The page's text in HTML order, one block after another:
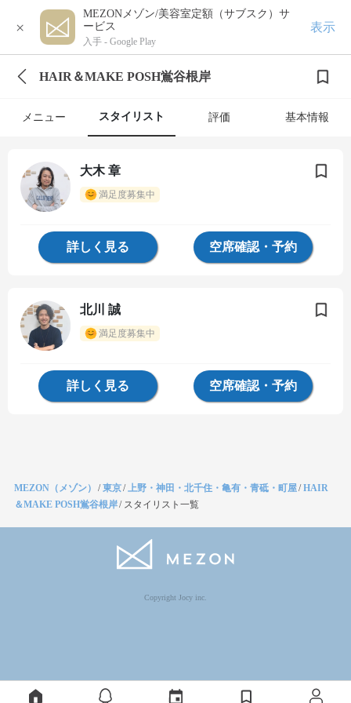
×
MEZONメゾン/美容室定額（サブスク）サ
ービス
入手 - Google Play
表示
HAIR＆MAKE POSH鴬谷根岸
メニュー スタイリスト 評価 基本情報
大木 章
満足度募集中
詳しく見る 空席確認・予約
北川 誠
満足度募集中
詳しく見る 空席確認・予約
MEZON（メゾン） /東京/上野・神田・北千住・亀有・青砥・町屋/HAIR
＆MAKE POSH鴬谷根岸/ スタイリスト一覧
Copyright Jocy inc.